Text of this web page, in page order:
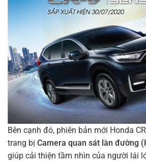
Bên cạnh đó, phiên bản mới Honda
trang bị Camera quan sát làn đường
giúp cải thiện tầm nhìn của người lái